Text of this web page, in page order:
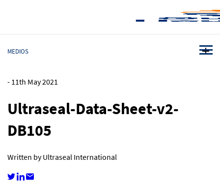
MEDIOS
-11th May 2021
Ultraseal-Data-Sheet-v2-
DB105
Written by Ultraseal International